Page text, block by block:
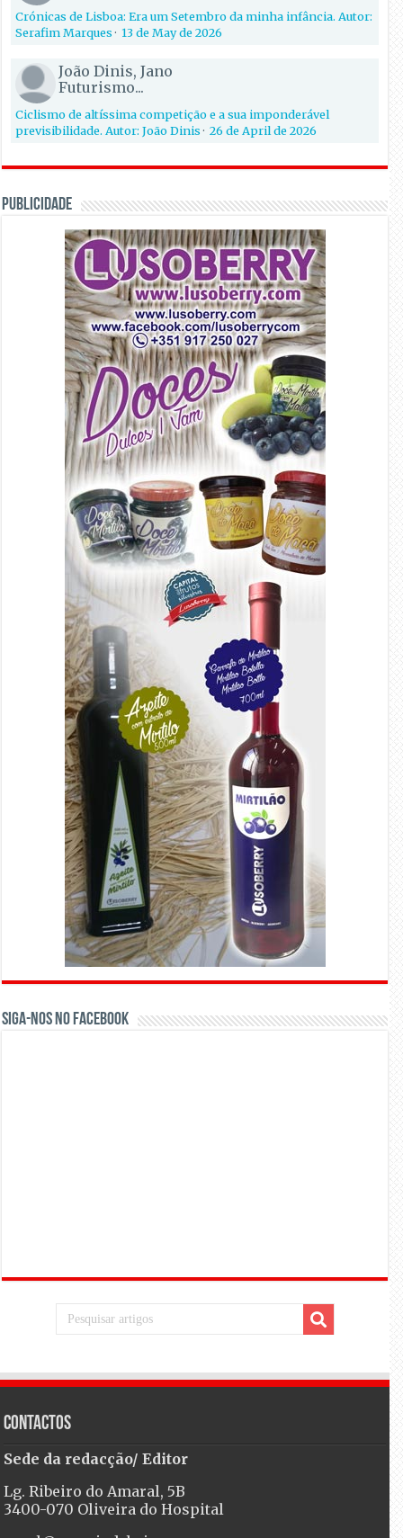
Crónicas de Lisboa: Era um Setembro da minha infância. Autor:
Serafim Marques·13 de May de 2026
João Dinis, Jano
Futurismo...
Ciclismo de altíssima competição e a sua imponderável
previsibilidade. Autor: João Dinis·26 de April de 2026
PUBLICIDADE
Siga-nos no Facebook
Contactos
Sede da redacção/ Editor
Lg. Ribeiro do Amaral, 5B
3400-070 Oliveira do Hospital